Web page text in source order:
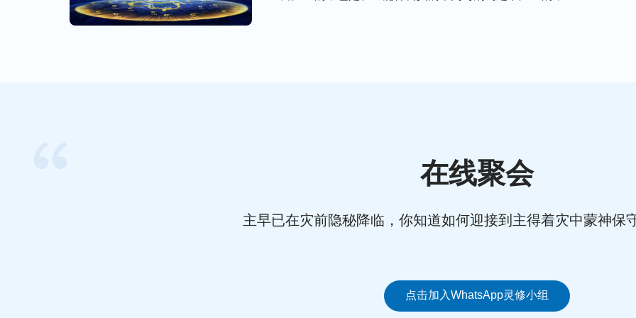
残酷迫害与追捕，还有基督教各宗各派的咒骂、诬陷、定罪与弃绝。足见人类的败坏与邪
被神的作工淘汰了，整个宗教界因着神的作工被彻底摧毁、瓦解了，全能神的作工终于以得
荣之势告终。期间，尽管中共政府疯狂抵挡、血腥镇压，但神的国度福音还是以迅雷不及掩
耳之势迅速扩展，中共企图扼杀、取缔神作工的阴谋终以失败告终，所有抵挡神的邪恶势力
都在神威严烈怒的审判之中彻底被摧毁、击垮。正如全能神说：“ 凡我爱的必存到永远，凡
我的国度在全宇之上成形，我的宝座在亿万民心中占
在线聚会
主早已在灾前隐秘降临，你知道如何迎接到主得着灾中蒙神保
点击加入WhatsApp灵修小组